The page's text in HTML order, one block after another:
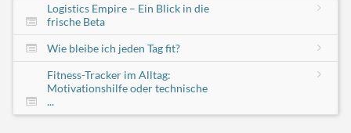
Logistics Empire – Ein Blick in die
frische Beta
Wie bleibe ich jeden Tag fit?
Fitness-Tracker im Alltag:
Motivationshilfe oder technische
...